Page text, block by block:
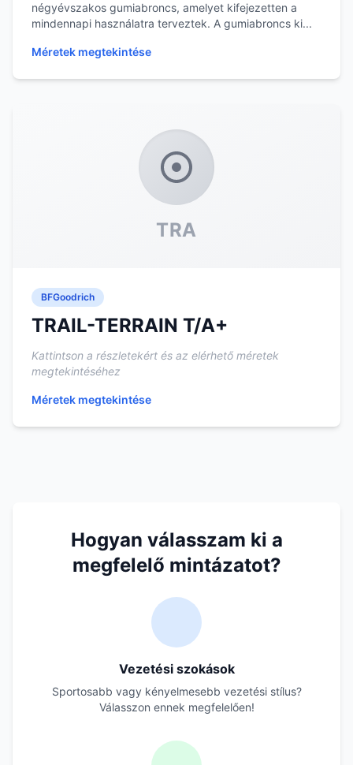
négyévszakos gumiabroncs, amelyet kifejezetten a
mindennapi használatra terveztek. A gumiabroncs ki...
Méretek megtekintése
TRA
BFGoodrich
TRAIL-TERRAIN T/A+
Kattintson a részletekért és az elérhető méretek
megtekintéséhez
Méretek megtekintése
Hogyan válasszam ki a
megfelelő mintázatot?
Vezetési szokások
Sportosabb vagy kényelmesebb vezetési stílus?
Válasszon ennek megfelelően!